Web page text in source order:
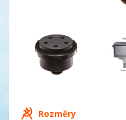
Rozměry